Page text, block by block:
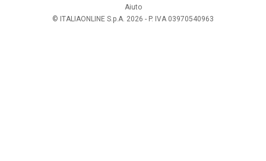
Aiuto
© ITALIAONLINE S.p.A. 2026 - P. IVA 03970540963